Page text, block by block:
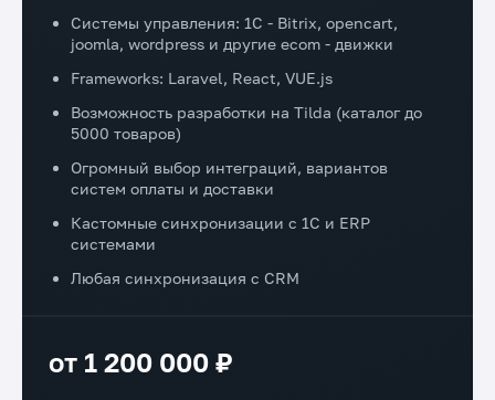
Системы управления: 1C - Bitrix, opencart,
joomla, wordpress и другие ecom - движки
Frameworks: Laravel, React, VUE.js
Возможность разработки на Tilda (каталог до
5000 товаров)
Огромный выбор интеграций, вариантов
систем оплаты и доставки
Кастомные синхронизации с 1С и ERP
системами
Любая синхронизация с CRM
от 1 200 000 ₽